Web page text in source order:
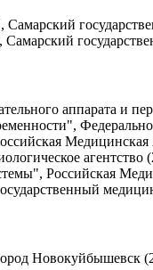
аппарата и
агентство
Российская
Новокуйбышевск